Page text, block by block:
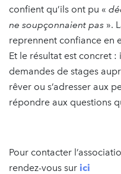
confient qu’ils ont pu «
ne soupçonnaient pas ».
reprennent confiance en
Et le résultat est concret :
demandes de stages
rêver ou s’adresser aux
répondre aux questions
Pour contacter
rendez-vous sur ici